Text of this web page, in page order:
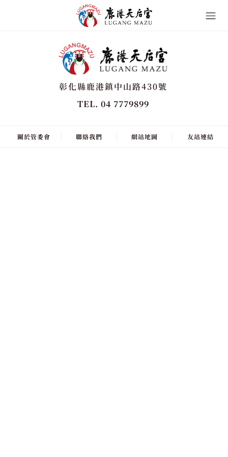
彰化縣鹿港鎮中山路430號
TEL. 04 7779899
關於管委會 聯絡我們 網站地圖 友站連結